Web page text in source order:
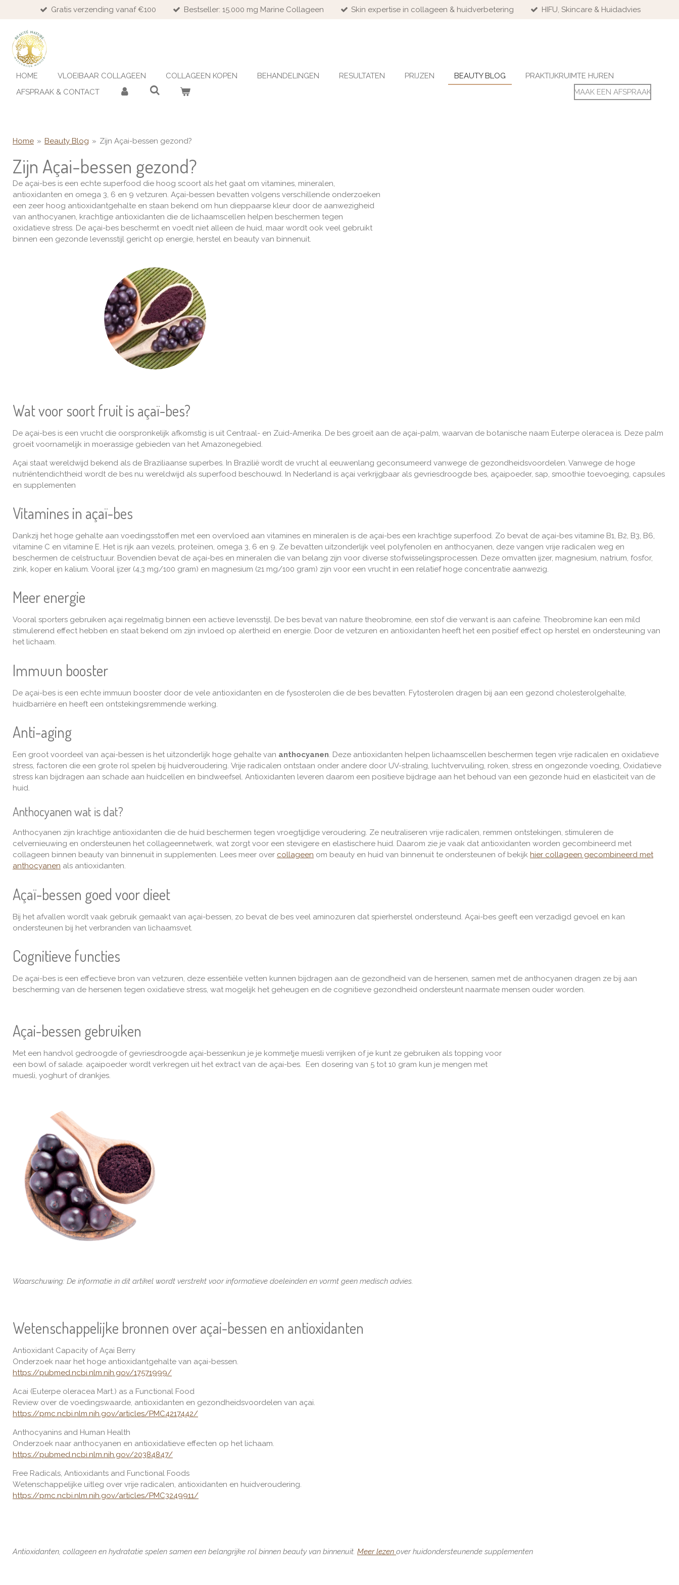
naar
de
hoofdinhoud
Gratis verzending vanaf €100 Bestseller: 15.000 mg Marine Collageen Skin expertise in collageen & huidverbetering HIFU, Skincare & Huidadvies
HOME VLOEIBAAR COLLAGEEN COLLAGEEN KOPEN BEHANDELINGEN RESULTATEN PRIJZEN BEAUTY BLOG
PRAKTIJKRUIMTE HUREN
AFSPRAAK & CONTACT
MAAK EEN AFSPRAAK
Home » Beauty Blog » Zijn Açai-bessen gezond?
Zijn Açai-bessen gezond?
De açai-bes is een echte superfood die hoog scoort als het gaat om vitamines, mineralen,
antioxidanten en omega 3, 6 en 9 vetzuren. Açai-bessen bevatten volgens verschillende onderzoeken
een zeer hoog antioxidantgehalte en staan bekend om hun dieppaarse kleur door de aanwezigheid
van anthocyanen, krachtige antioxidanten die de lichaamscellen helpen beschermen tegen
oxidatieve stress. De açai-bes beschermt en voedt niet alleen de huid, maar wordt ook veel gebruikt
binnen een gezonde levensstijl gericht op energie, herstel en beauty van binnenuit.
Wat voor soort fruit is açaï-bes?
De açai-bes is een vrucht die oorspronkelijk afkomstig is uit Centraal- en Zuid-Amerika. De bes groeit aan de açai-palm, waarvan de botanische naam Euterpe oleracea is. Deze palm
groeit voornamelijk in moerassige gebieden van het Amazonegebied.
Açai staat wereldwijd bekend als de Braziliaanse superbes. In Brazilië wordt de vrucht al eeuwenlang geconsumeerd vanwege de gezondheidsvoordelen. Vanwege de hoge
nutriëntendichtheid wordt de bes nu wereldwijd als superfood beschouwd. In Nederland is açai verkrijgbaar als gevriesdroogde bes, açaipoeder, sap, smoothie toevoeging, capsules
en supplementen
Vitamines in açaï-bes
Dankzij het hoge gehalte aan voedingsstoffen met een overvloed aan vitamines en mineralen is de açai-bes een krachtige superfood. Zo bevat de açai-bes vitamine B1, B2, B3, B6,
vitamine C en vitamine E. Het is rijk aan vezels, proteïnen, omega 3, 6 en 9. Ze bevatten uitzonderlijk veel polyfenolen en anthocyanen, deze vangen vrije radicalen weg en
beschermen de celstructuur. Bovendien bevat de açai-bes en mineralen die van belang zijn voor diverse stofwisselingsprocessen. Deze omvatten ijzer, magnesium, natrium, fosfor,
zink, koper en kalium. Vooral ijzer (4,3 mg/100 gram) en magnesium (21 mg/100 gram) zijn voor een vrucht in een relatief hoge concentratie aanwezig.
Meer energie
Vooral sporters gebruiken açai regelmatig binnen een actieve levensstijl. De bes bevat van nature theobromine, een stof die verwant is aan cafeïne. Theobromine kan een mild
stimulerend effect hebben en staat bekend om zijn invloed op alertheid en energie. Door de vetzuren en antioxidanten heeft het een positief effect op herstel en ondersteuning van
het lichaam.
Immuun booster
De açai-bes is een echte immuun booster door de vele antioxidanten en de fysosterolen die de bes bevatten. Fytosterolen dragen bij aan een gezond cholesterolgehalte,
huidbarrière en heeft een ontstekingsremmende werking.
Anti-aging
Een groot voordeel van açai-bessen is het uitzonderlijk hoge gehalte van anthocyanen. Deze antioxidanten helpen lichaamscellen beschermen tegen vrije radicalen en oxidatieve
stress, factoren die een grote rol spelen bij huidveroudering. Vrije radicalen ontstaan onder andere door UV-straling, luchtvervuiling, roken, stress en ongezonde voeding, Oxidatieve
stress kan bijdragen aan schade aan huidcellen en bindweefsel. Antioxidanten leveren daarom een positieve bijdrage aan het behoud van een gezonde huid en elasticiteit van de
huid.
Anthocyanen wat is dat?
Anthocyanen zijn krachtige antioxidanten die de huid beschermen tegen vroegtijdige veroudering. Ze neutraliseren vrije radicalen, remmen ontstekingen, stimuleren de
celvernieuwing en ondersteunen het collageennetwerk, wat zorgt voor een stevigere en elastischere huid. Daarom zie je vaak dat antioxidanten worden gecombineerd met
collageen binnen beauty van binnenuit in supplementen. Lees meer over collageen om beauty en huid van binnenuit te ondersteunen of bekijk hier collageen gecombineerd met
anthocyanen als antioxidanten.
Açaï-bessen goed voor dieet
Bij het afvallen wordt vaak gebruik gemaakt van açai-bessen, zo bevat de bes veel aminozuren dat spierherstel ondersteund. Açai-bes geeft een verzadigd gevoel en kan
ondersteunen bij het verbranden van lichaamsvet.
Cognitieve functies
De açai-bes is een effectieve bron van vetzuren, deze essentiële vetten kunnen bijdragen aan de gezondheid van de hersenen, samen met de anthocyanen dragen ze bij aan
bescherming van de hersenen tegen oxidatieve stress, wat mogelijk het geheugen en de cognitieve gezondheid ondersteunt naarmate mensen ouder worden.
Açai-bessen gebruiken
Met een handvol gedroogde of gevriesdroogde açai-bessenkun je je kommetje muesli verrijken of je kunt ze gebruiken als topping voor
een bowl of salade. açaipoeder wordt verkregen uit het extract van de açai-bes. Een dosering van 5 tot 10 gram kun je mengen met
muesli, yoghurt of drankjes.
Waarschuwing: De informatie in dit artikel wordt verstrekt voor informatieve doeleinden en vormt geen medisch advies.
Wetenschappelijke bronnen over açai-bessen en antioxidanten
Antioxidant Capacity of Açai Berry
Onderzoek naar het hoge antioxidantgehalte van açai-bessen.
https://pubmed.ncbi.nlm.nih.gov/17571999/
Acai (Euterpe oleracea Mart.) as a Functional Food
Review over de voedingswaarde, antioxidanten en gezondheidsvoordelen van açai.
https://pmc.ncbi.nlm.nih.gov/articles/PMC4217442/
Anthocyanins and Human Health
Onderzoek naar anthocyanen en antioxidatieve effecten op het lichaam.
https://pubmed.ncbi.nlm.nih.gov/20384847/
Free Radicals, Antioxidants and Functional Foods
Wetenschappelijke uitleg over vrije radicalen, antioxidanten en huidveroudering.
https://pmc.ncbi.nlm.nih.gov/articles/PMC3249911/
Antioxidanten, collageen en hydratatie spelen samen een belangrijke rol binnen beauty van binnenuit. Meer lezen over huidondersteunende supplementen